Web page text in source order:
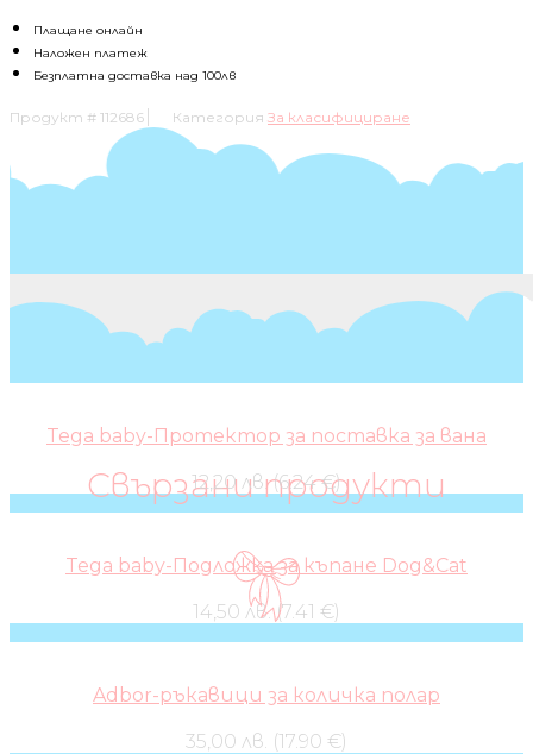
Ciao
Grey
Плащане онлайн
Наложен платеж
Безплатна доставка над 100лв
Продукт # 112686 Категория За класифициране
Свързани продукти
Tega baby-Протектор за поставка за вана
12,20 лв. (6.24 €)
Tega baby-Подложка за къпане Dog&Cat
14,50 лв. (7.41 €)
Adbor-ръкавици за количка полар
35,00 лв. (17.90 €)